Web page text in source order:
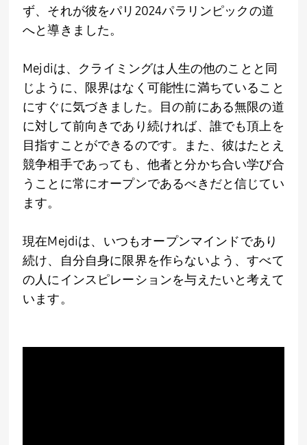
ず、それが彼をパリ2024パラリンピックの道
へと導きました。
Mejdiは、クライミングは人生の他のことと同
じように、限界はなく可能性に満ちていること
にすぐに気づきました。目の前にある無限の道
に対して前向きであり続ければ、誰でも頂上を
目指すことができるのです。また、彼はたとえ
競争相手であっても、他者と分かち合い学び合
うことに常にオープンであるべきだと信じてい
ます。
現在Mejdiは、いつもオープンマインドであり
続け、自分自身に限界を作らないよう、すべて
の人にインスピレーションを与えたいと考えて
います。